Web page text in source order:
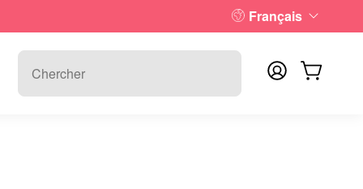
Français